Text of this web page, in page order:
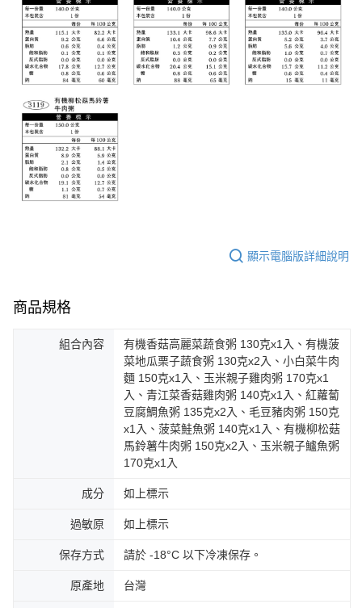
顯示電腦版詳細說明
商品規格
組合內容
有機香菇高麗菜蔬食粥 130克x1入、有機菠
菜地瓜栗子蔬食粥 130克x2入、小白菜牛肉
麵 150克x1入、玉米親子雞肉粥 170克x1
入、青江菜香菇雞肉粥 140克x1入、紅蘿蔔
豆腐鯛魚粥 135克x2入、毛豆豬肉粥 150克
x1入、菠菜鮭魚粥 140克x1入、有機柳松菇
馬鈴薯牛肉粥 150克x2入、玉米親子鱸魚粥
170克x1入
成分 如上標示
過敏原 如上標示
保存方式 請於 -18°C 以下冷凍保存。
原產地 台灣